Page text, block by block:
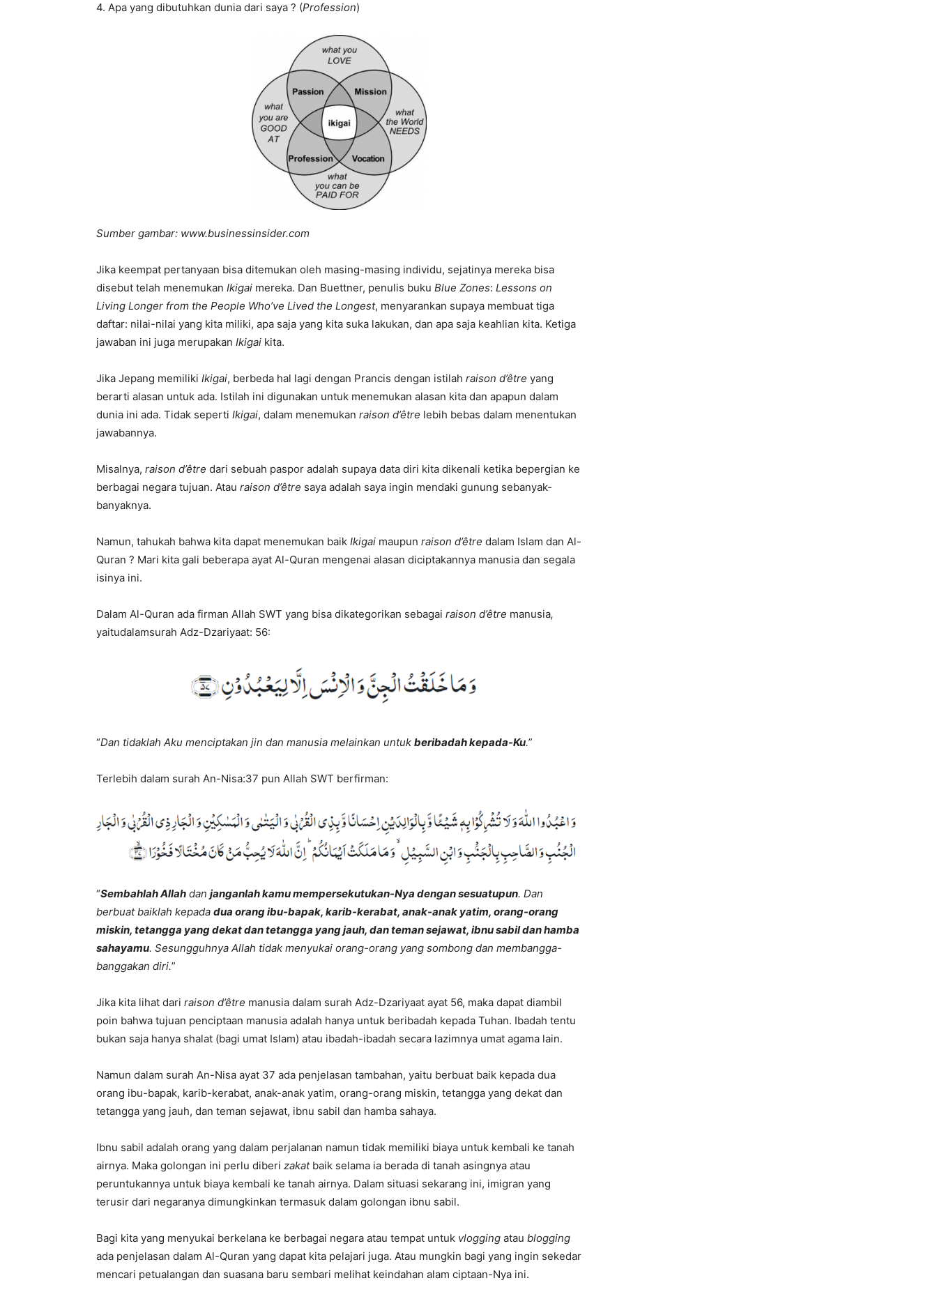
4. Apa yang dibutuhkan dunia dari saya ? (Profession)
Sumber gambar: www.businessinsider.com
Jika keempat pertanyaan bisa ditemukan oleh masing-masing individu, sejatinya mereka bisa
disebut telah menemukan Ikigai mereka. Dan Buettner, penulis buku Blue Zones: Lessons on
Living Longer from the People Who’ve Lived the Longest, menyarankan supaya membuat tiga
daftar: nilai-nilai yang kita miliki, apa saja yang kita suka lakukan, dan apa saja keahlian kita. Ketiga
jawaban ini juga merupakan Ikigai kita.
Jika Jepang memiliki Ikigai, berbeda hal lagi dengan Prancis dengan istilah raison d’être yang
berarti alasan untuk ada. Istilah ini digunakan untuk menemukan alasan kita dan apapun dalam
dunia ini ada. Tidak seperti Ikigai, dalam menemukan raison d’être lebih bebas dalam menentukan
jawabannya.
Misalnya, raison d’être dari sebuah paspor adalah supaya data diri kita dikenali ketika bepergian ke
berbagai negara tujuan. Atau raison d’être saya adalah saya ingin mendaki gunung sebanyak-
banyaknya.
Namun, tahukah bahwa kita dapat menemukan baik Ikigai maupun raison d’être dalam Islam dan Al-
Quran ? Mari kita gali beberapa ayat Al-Quran mengenai alasan diciptakannya manusia dan segala
isinya ini.
Dalam Al-Quran ada firman Allah SWT yang bisa dikategorikan sebagai raison d’être manusia,
yaitudalamsurah Adz-Dzariyaat: 56:
“Dan tidaklah Aku menciptakan jin dan manusia melainkan untuk beribadah kepada-Ku.”
Terlebih dalam surah An-Nisa:37 pun Allah SWT berfirman:
“Sembahlah Allah dan janganlah kamu mempersekutukan-Nya dengan sesuatupun. Dan
berbuat baiklah kepada dua orang ibu-bapak, karib-kerabat, anak-anak yatim, orang-orang
miskin, tetangga yang dekat dan tetangga yang jauh, dan teman sejawat, ibnu sabil dan hamba
sahayamu. Sesungguhnya Allah tidak menyukai orang-orang yang sombong dan membangga-
banggakan diri.”
Jika kita lihat dari raison d’être manusia dalam surah Adz-Dzariyaat ayat 56, maka dapat diambil
poin bahwa tujuan penciptaan manusia adalah hanya untuk beribadah kepada Tuhan. Ibadah tentu
bukan saja hanya shalat (bagi umat Islam) atau ibadah-ibadah secara lazimnya umat agama lain.
Namun dalam surah An-Nisa ayat 37 ada penjelasan tambahan, yaitu berbuat baik kepada dua
orang ibu-bapak, karib-kerabat, anak-anak yatim, orang-orang miskin, tetangga yang dekat dan
tetangga yang jauh, dan teman sejawat, ibnu sabil dan hamba sahaya.
Ibnu sabil adalah orang yang dalam perjalanan namun tidak memiliki biaya untuk kembali ke tanah
airnya. Maka golongan ini perlu diberi zakatbaik selama ia berada di tanah asingnya atau
peruntukannya untuk biaya kembali ke tanah airnya. Dalam situasi sekarang ini, imigran yang
terusir dari negaranya dimungkinkan termasuk dalam golongan ibnu sabil.
Bagi kita yang menyukai berkelana ke berbagai negara atau tempat untuk vlogging atau blogging
ada penjelasan dalam Al-Quran yang dapat kita pelajari juga. Atau mungkin bagi yang ingin sekedar
mencari petualangan dan suasana baru sembari melihat keindahan alam ciptaan-Nya ini.